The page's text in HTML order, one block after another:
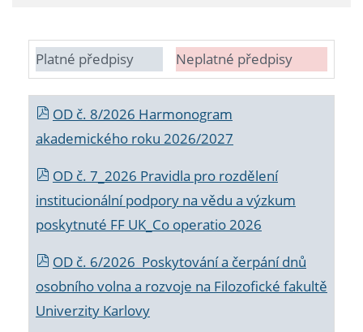
Platné předpisy Neplatné předpisy
OD č. 8/2026 Harmonogram
akademického roku 2026/2027
OD č. 7_2026 Pravidla pro rozdělení
institucionální podpory na vědu a výzkum
poskytnuté FF UK_Co operatio 2026
OD č. 6/2026 Poskytování a čerpání dnů
osobního volna a rozvoje na Filozofické fakultě
Univerzity Karlovy